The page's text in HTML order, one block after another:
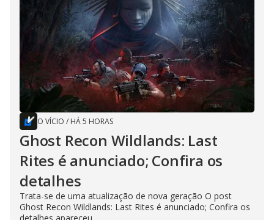
O VÍCIO / HÁ 5 HORAS
Ghost Recon Wildlands: Last
Rites é anunciado; Confira os
detalhes
Trata-se de uma atualização de nova geração O post
Ghost Recon Wildlands: Last Rites é anunciado; Confira os